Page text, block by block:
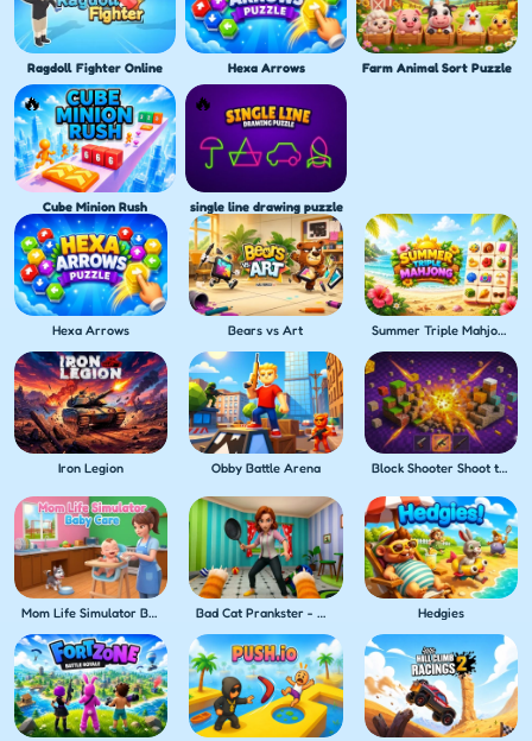
Ragdoll Fighter Online Hexa Arrows Farm Animal Sort Puzzle
Cube Minion Rush single line drawing puzzle
Hexa Arrows Bears vs Art Summer Triple Mahjong
Iron Legion Obby Battle Arena Block Shooter Shoot the Blocks!
Mom Life Simulator Baby Care Bad Cat Prankster - Mom's Return Hedgies